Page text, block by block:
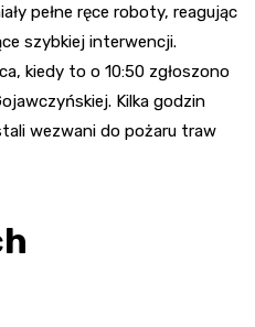
pełne ręce roboty, reagując
szybkiej interwencji.
kiedy to o 10:50 zgłoszono
Kilka godzin
wezwani do pożaru traw